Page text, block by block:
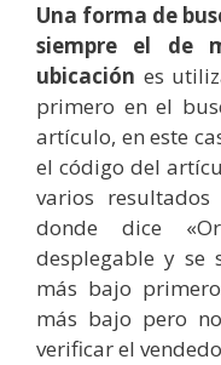
Una forma de
siempre el de
ubicación es
primero en el
artículo, en este
el código del
varios
donde dice
desplegable y se
más bajo
más bajo pero
verificar el